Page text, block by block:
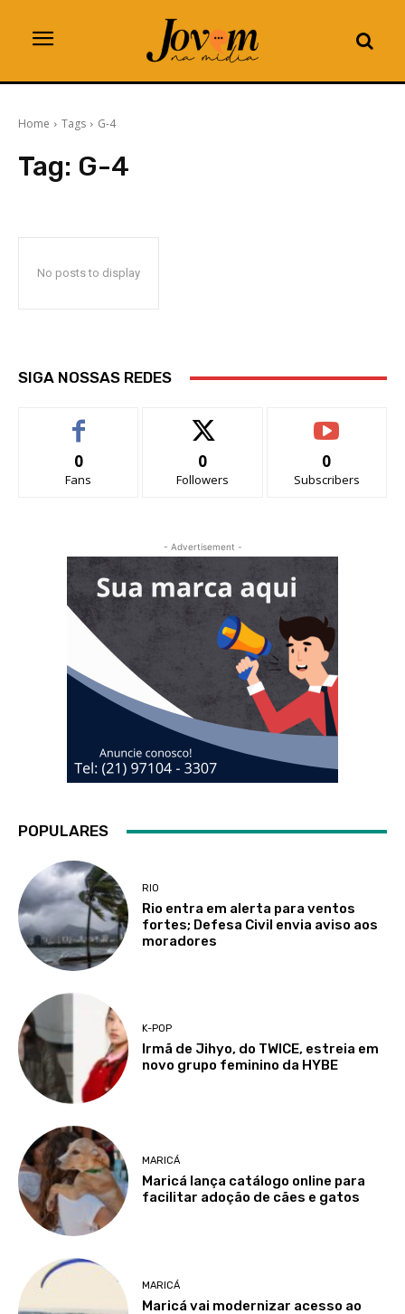
Home Tags G-4
Tag: G-4
No posts to display
SIGA NOSSAS REDES
0
Fans
0
Followers
0
Subscribers
- Advertisement -
POPULARES
RIO
Rio entra em alerta para ventos
fortes; Defesa Civil envia aviso aos
moradores
K-POP
Irmã de Jihyo, do TWICE, estreia em
novo grupo feminino da HYBE
MARICÁ
Maricá lança catálogo online para
facilitar adoção de cães e gatos
MARICÁ
Maricá vai modernizar acesso ao